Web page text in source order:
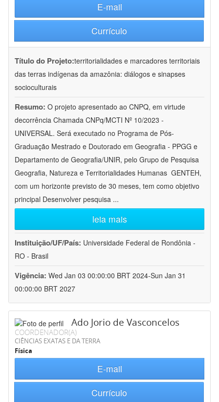
E-mail
Currículo
Título do Projeto:territorialidades e marcadores territoriais
das terras indígenas da amazônia: diálogos e sinapses
socioculturais
Resumo: O projeto apresentado ao CNPQ, em virtude
decorrência Chamada CNPq/MCTI Nº 10/2023 -
UNIVERSAL. Será executado no Programa de Pós-
Graduação Mestrado e Doutorado em Geografia - PPGG e
Departamento de Geografia/UNIR, pelo Grupo de Pesquisa
Geografia, Natureza e Territorialidades Humanas  GENTEH,
com um horizonte previsto de 30 meses, tem como objetivo
principal Desenvolver pesquisa ...
leia mais
Instituição/UF/País: Universidade Federal de Rondônia -
RO - Brasil
Vigência: Wed Jan 03 00:00:00 BRT 2024-Sun Jan 31
00:00:00 BRT 2027
Ado Jorio de Vasconcelos
COORDENADOR(A)
CIÊNCIAS EXATAS E DA TERRA
Física
E-mail
Currículo